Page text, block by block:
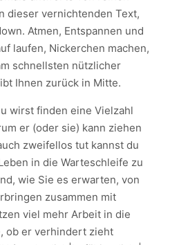
dieser vernichtenden Text,
Atmen, Entspannen und
laufen, Nickerchen machen,
schnellsten nützlicher
Ihnen zurück in Mitte.
wirst finden eine Vielzahl
er (oder sie) kann ziehen
zweifellos tut kannst du
in die Warteschleife zu
wie Sie es erwarten, von
zusammen mit
viel mehr Arbeit in die
ob er verhindert zieht